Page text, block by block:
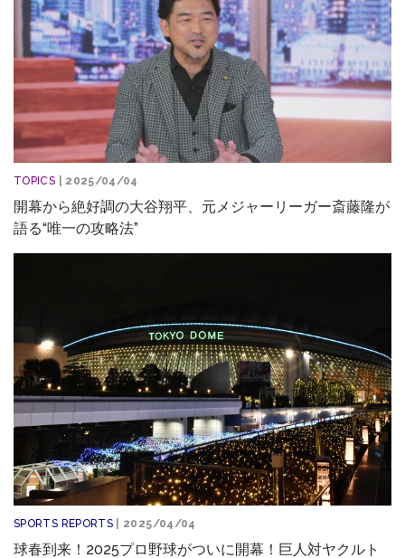
TOPICS | 2025/04/04
開幕から絶好調の大谷翔平、元メジャーリーガー斎藤隆が
語る“唯一の攻略法”
SPORTS REPORTS | 2025/04/04
球春到来！2025プロ野球がついに開幕！巨人対ヤクルト